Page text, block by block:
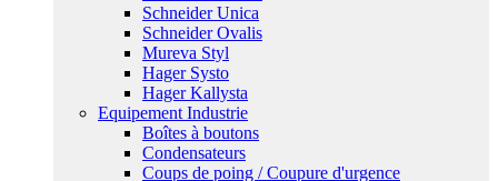
Schneider Unica
Schneider Ovalis
Mureva Styl
Hager Systo
Hager Kallysta
Equipement Industrie
Boîtes à boutons
Condensateurs
Coups de poing / Coupure d'urgence